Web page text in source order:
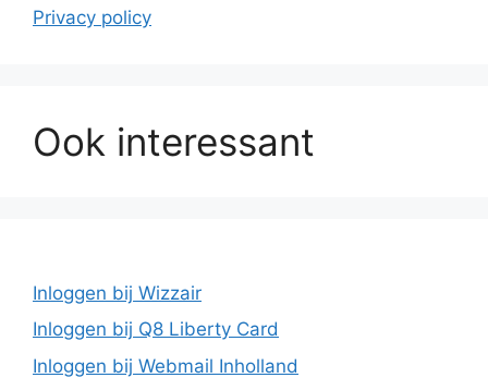
Privacy policy
Ook interessant
Inloggen bij Wizzair
Inloggen bij Q8 Liberty Card
Inloggen bij Webmail Inholland